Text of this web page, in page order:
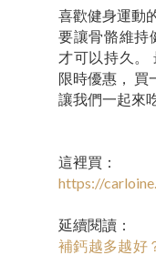
喜歡健身運動
要讓骨骼維持
才可以持久。
限時優惠， 買
讓我們一起來
這裡買：
https://
延續閱讀：
補鈣越多越好